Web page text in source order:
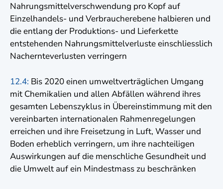
Nahrungsmittelverschwendung pro Kopf auf
Einzelhandels- und Verbraucherebene halbieren und
die entlang der Produktions- und Lieferkette
entstehenden Nahrungsmittelverluste einschliesslich
Nachernteverlusten verringern
12.4: Bis 2020 einen umweltverträglichen Umgang
mit Chemikalien und allen Abfällen während ihres
gesamten Lebenszyklus in Übereinstimmung mit den
vereinbarten internationalen Rahmenregelungen
erreichen und ihre Freisetzung in Luft, Wasser und
Boden erheblich verringern, um ihre nachteiligen
Auswirkungen auf die menschliche Gesundheit und
die Umwelt auf ein Mindestmass zu beschränken